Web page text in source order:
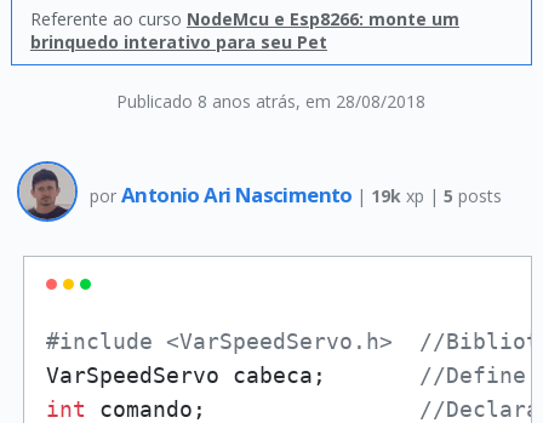
Publicado 8 anos atrás, em 28/08/2018
Referente ao curso NodeMcu e Esp8266: monte um
brinquedo interativo para seu Pet
por Antonio Ari Nascimento | 19k xp |5 posts
#include <VarSpeedServo.h>  //
VarSpeedServo cabeca; //Define
int comando; //